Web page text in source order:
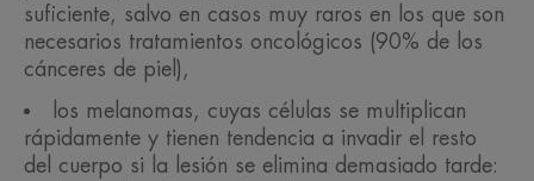
suficiente, salvo en casos muy raros en los que son
necesarios tratamientos oncológicos (90% de los
cánceres de piel),
los melanomas, cuyas células se multiplican
rápidamente y tienen tendencia a invadir el resto
del cuerpo si la lesión se elimina demasiado tarde: